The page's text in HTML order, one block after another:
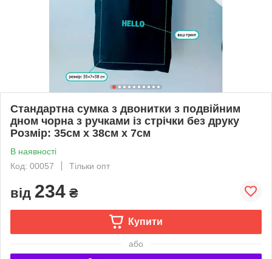
Стандартна сумка з двонитки з подвійним
дном чорна з ручками із стрічки без друку
Розмір: 35см х 38см х 7см
В наявності
Код: 00057
Тільки опт
від 234 ₴
Купити
або